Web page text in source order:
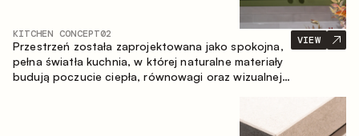
KITCHEN CONCEPT02
Przestrzeń została zaprojektowana jako spokojna,
pełna światła kuchnia, w której naturalne materiały
budują poczucie ciepła, równowagi oraz wizualnej
VIEW